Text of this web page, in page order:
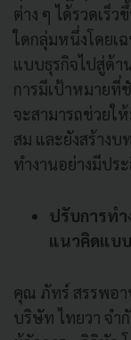
ต่าง ๆ ได้รวดเร็
ใดกลุ่มหนึ่งโดยเ
แบบธุรกิจไปสู่ด้า
การมีเป้าหมายที่
จะสามารถช่วยใ
สม และยังสร้าง
ทำงานอย่างมีปร
ปรับการท
แนวคิดแบ
คุณ ภัทร์ สรรพอา
บริษัท ไทยวา จำ